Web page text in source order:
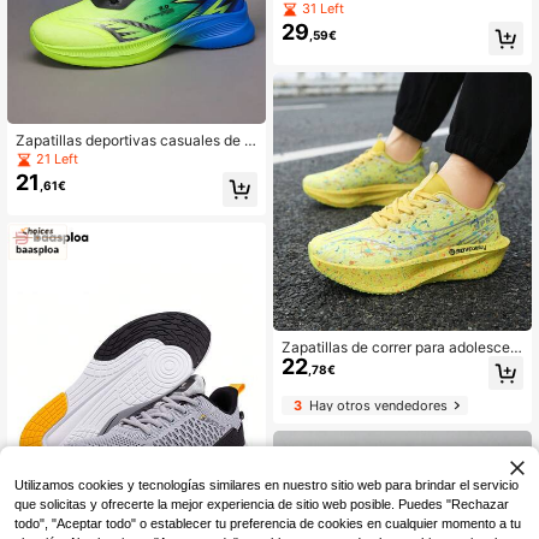
Zapatillas deportivas casuales de h
ombre con cordones delanteros, dis
eño de malla con bloques de color d
egradado y patchwork, versátiles p
ara todas las estaciones, zapatillas
de running para adolescentes al air
e libre
21 Left
21 ,61€
es para hombres, de unicolor y eleg
ante, ligeros y cómodos, zapatillas
de senderismo negras antideslizant
31 Left
29 ,59€
Zapatillas de correr para adolescen
tes, entrenamiento competitivo de
maratón profesional, ligeras con am
ortiguación, moda estudiantil, cómo
das y duraderas, zapatillas deportiv
as casuales de correr, zapatillas de
caminar con suela blanda
22 ,78€
3Hay otros vendedores
Utilizamos cookies y tecnologías similares en nuestro sitio web para brindar el servicio
que solicitas y ofrecerte la mejor experiencia de sitio web posible. Puedes "Rechazar
todo", "Aceptar todo" o establecer tu preferencia de cookies en cualquier momento a tu